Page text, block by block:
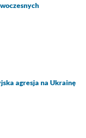
agresja na Ukrainę